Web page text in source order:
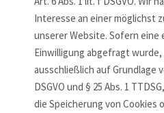
Interesse an einer möglichst
unserer Website. Sofern eine
Einwilligung abgefragt
ausschließlich auf Grundlage
DSGVO und § 25 Abs. 1
die Speicherung von Cookies